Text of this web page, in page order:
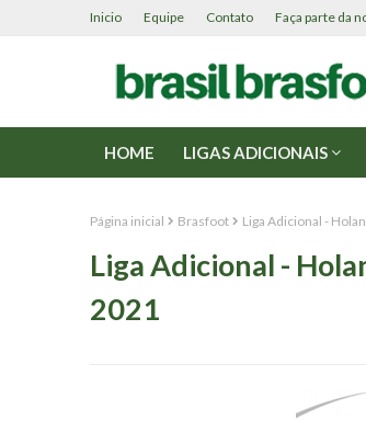
Inicio Equipe Contato Faça parte da
HOME LIGAS ADICIONAIS
Página inicial Brasfoot Liga Adicional -
Liga Adicional -
2021